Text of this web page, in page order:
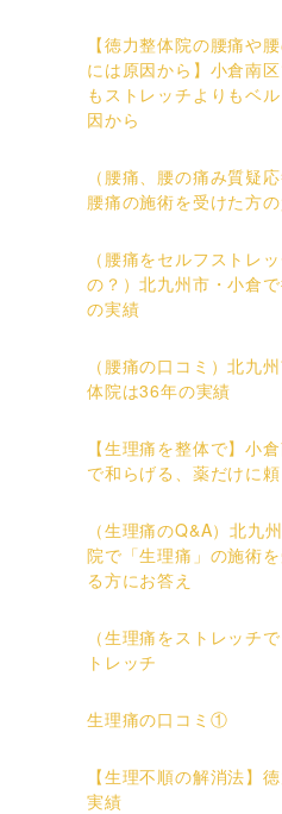
【徳力整体院の腰痛や
には原因から】小倉南
もストレッチよりもベ
因から
（腰痛、腰の痛み質疑
腰痛の施術を受けた方
（腰痛をセルフストレ
の？）北九州市・小倉
の実績
（腰痛の口コミ）北九
体院は36年の実績
【生理痛を整体で】小
で和らげる、薬だけに
（生理痛のQ&A）北九
院で「生理痛」の施術
る方にお答え
（生理痛をストレッチ
トレッチ
生理痛の口コミ①
【生理不順の解消法】
実績